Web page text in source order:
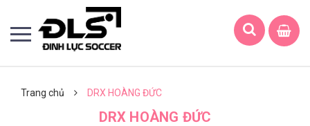
Trang chủ DRX HOÀNG ĐỨC
DRX HOÀNG ĐỨC